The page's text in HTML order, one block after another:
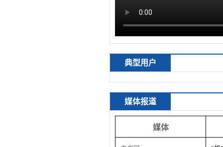
典型用户
媒体报道
媒体